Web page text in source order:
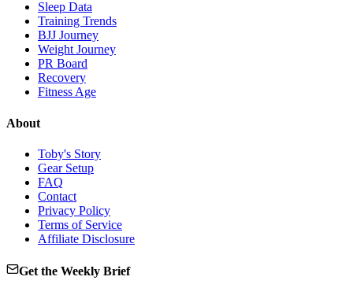
Sleep Data
Training Trends
BJJ Journey
Weight Journey
PR Board
Recovery
Fitness Age
About
Toby's Story
Gear Setup
FAQ
Contact
Privacy Policy
Terms of Service
Affiliate Disclosure
Get the Weekly Brief